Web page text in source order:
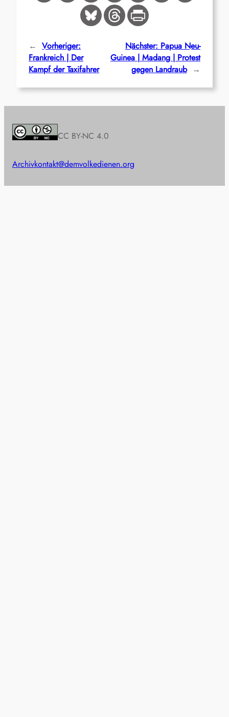
← Vorheriger:
Frankreich | Der
Kampf der Taxifahrer
Nächster: Papua Neu-
Guinea | Madang | Protest
gegen Landraub →
CC BY-NC 4.0
Archivkontakt@demvolkedienen.org